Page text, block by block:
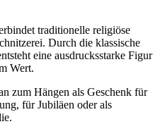
traditionelle religiöse
Durch die klassische
eine ausdrucksstarke Figur
Wert.
zum Hängen als Geschenk für
für Jubiläen oder als